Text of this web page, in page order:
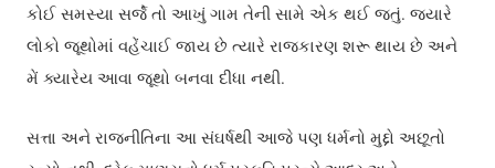
કોઈ સમસ્યા સર્જે તો આખું ગામ તેની સામે એક થઈ જતું. જ્યારે
લોકો જૂથોમાં વહેંચાઈ જાય છે ત્યારે રાજકારણ શરૂ થાય છે અને
મેં ક્યારેય આવા જૂથો બનવા દીધા નથી.
સત્તા અને રાજનીતિના આ સંઘર્ષથી આજે પણ ધર્મનો મુદ્દો અછૂતો